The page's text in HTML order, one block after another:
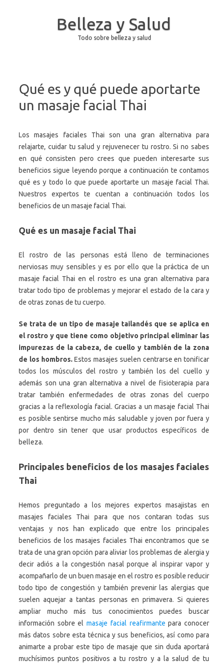
Belleza y Salud
Todo sobre belleza y salud
Qué es y qué puede aportarte
un masaje facial Thai
Los masajes faciales Thai son una gran alternativa para
relajarte, cuidar tu salud y rejuvenecer tu rostro. Si no sabes
en qué consisten pero crees que pueden interesarte sus
beneficios sigue leyendo porque a continuación te contamos
qué es y todo lo que puede aportarte un masaje facial Thai.
Nuestros expertos te cuentan a continuación todos los
beneficios de un masaje facial Thai.
Qué es un masaje facial Thai
El rostro de las personas está lleno de terminaciones
nerviosas muy sensibles y es por ello que la práctica de un
masaje facial Thai en el rostro es una gran alternativa para
tratar todo tipo de problemas y mejorar el estado de la cara y
de otras zonas de tu cuerpo.
Se trata de un tipo de masaje tailandés que se aplica en
el rostro y que tiene como objetivo principal eliminar las
impurezas de la cabeza, de cuello y también de la zona
de los hombros. Estos masajes suelen centrarse en tonificar
todos los músculos del rostro y también los del cuello y
además son una gran alternativa a nivel de fisioterapia para
tratar también enfermedades de otras zonas del cuerpo
gracias a la reflexología facial. Gracias a un masaje facial Thai
es posible sentirse mucho más saludable y joven por fuera y
por dentro sin tener que usar productos específicos de
belleza.
Principales beneficios de los masajes faciales
Thai
Hemos preguntado a los mejores expertos masajistas en
masajes faciales Thai para que nos contaran todas sus
ventajas y nos han explicado que entre los principales
beneficios de los masajes faciales Thai encontramos que se
trata de una gran opción para aliviar los problemas de alergia y
decir adiós a la congestión nasal porque al inspirar vapor y
acompañarlo de un buen masaje en el rostro es posible reducir
todo tipo de congestión y también prevenir las alergias que
suelen aquejar a tantas personas en primavera. Si quieres
ampliar mucho más tus conocimientos puedes buscar
información sobre elmasaje facial reafirmante para conocer
más datos sobre esta técnica y sus beneficios, así como para
animarte a probar este tipo de masaje que sin duda aportará
muchísimos puntos positivos a tu rostro y a la salud de tu